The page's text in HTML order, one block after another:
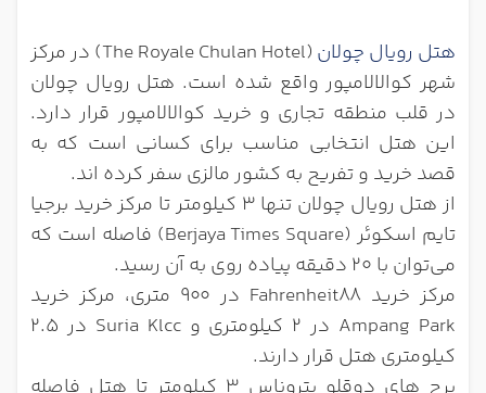
هتل رویال چولان
(The Royale Chulan Hotel) در مرکز
شهر کوالالامپور واقع شده است. هتل رویال چولان
در قلب منطقه تجاری و خرید کوالالامپور قرار دارد.
این هتل انتخابی مناسب برای کسانی است که به
قصد خرید و تفریح به کشور مالزی سفر کرده اند.
از هتل رویال چولان تنها 3 کیلومتر تا مرکز خرید برجیا
تایم اسکوئر (Berjaya Times Square) فاصله است که
می‌توان با 20 دقیقه پیاده روی به آن رسید.
مرکز خرید Fahrenheit88 در 900 متری، مرکز خرید
Ampang Park در 2 کیلومتری و Suria Klcc در 2.5
کیلومتری هتل قرار دارند.